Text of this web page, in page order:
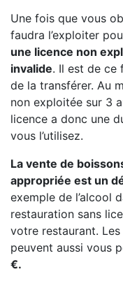
Une fois que vous
faudra l’exploiter
une licence non
invalide. Il est de ce
de la transférer. Au
non exploitée sur 3
licence a donc une
vous l’utilisez.
La vente de
appropriée est un
exemple de l’alcool
restauration sans
votre restaurant.
peuvent aussi vous
€.